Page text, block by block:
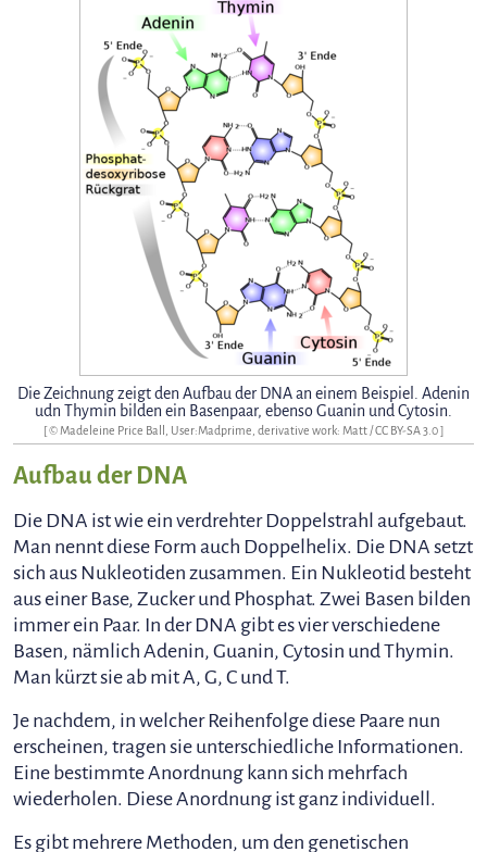
Die Zeichnung zeigt den Aufbau der DNA an einem Beispiel. Adenin
udn Thymin bilden ein Basenpaar, ebenso Guanin und Cytosin.
[ © Madeleine Price Ball, User:Madprime, derivative work: Matt /CC BY-SA 3.0]
Aufbau der DNA
Die DNA ist wie ein verdrehter Doppelstrahl aufgebaut.
Man nennt diese Form auch Doppelhelix. Die DNA setzt
sich aus Nukleotiden zusammen. Ein Nukleotid besteht
aus einer Base, Zucker und Phosphat. Zwei Basen bilden
immer ein Paar. In der DNA gibt es vier verschiedene
Basen, nämlich Adenin, Guanin, Cytosin und Thymin.
Man kürzt sie ab mit A, G, C und T.
Je nachdem, in welcher Reihenfolge diese Paare nun
erscheinen, tragen sie unterschiedliche Informationen.
Eine bestimmte Anordnung kann sich mehrfach
wiederholen. Diese Anordnung ist ganz individuell.
Es gibt mehrere Methoden, um den genetischen